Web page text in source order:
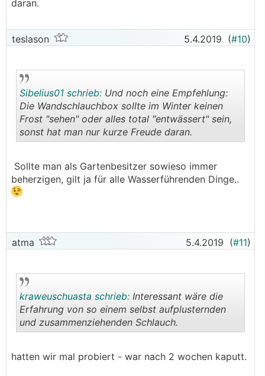
daran.
teslason 5.4.2019 (#10)
..
Sibelius01 schrieb: Und noch eine Empfehlung:
Die Wandschlauchbox sollte im Winter keinen
Frost "sehen" oder alles total "entwässert" sein,
sonst hat man nur kurze Freude daran.
Sollte man als Gartenbesitzer sowieso immer
beherzigen, gilt ja für alle Wasserführenden Dinge..
atma 5.4.2019 (#11)
kraweuschuasta schrieb: Interessant wäre die
Erfahrung von so einem selbst aufplusternden
und zusammenziehenden Schlauch.
hatten wir mal probiert - war nach 2 wochen kaputt.